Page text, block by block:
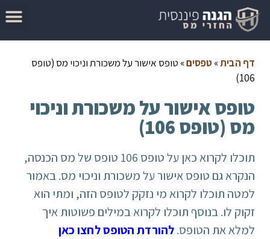
דף הבית»טפסים» טופס אישור על משכורת וניכוי מס (טופס
106)
טופס אישור על משכורת וניכוי
מס (טופס 106)
תוכלו לקרוא כאן על טופס 106 טופס של מס הכנסה,
הנקרא גם טופס אישור על משכורת וניכוי מס. באמור
למטה תוכלו לקרוא מי נזקק לטופס הזה, ומתי הוא
זקוק לו. בנוסף תוכלו לקרוא במילים פשוטות איך
למלא את הטופס.להורדת הטופס לחצו כאן